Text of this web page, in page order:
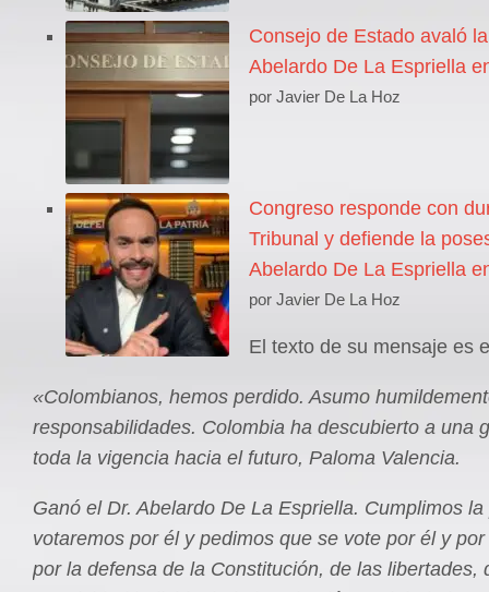
Consejo de Estado avaló
Abelardo De La Espriella
por Javier De La Hoz
Congreso responde con
Tribunal y defiende la
Abelardo De La Espriella
por Javier De La Hoz
El texto de su mensaje es
«Colombianos, hemos perdido. Asumo
responsabilidades. Colombia ha descubierto a una
toda la vigencia hacia el futuro, Paloma Valencia.
Ganó el Dr. Abelardo De La Espriella. Cumplimos
votaremos por él y pedimos que se vote por él y
por la defensa de la Constitución, de las libertades,